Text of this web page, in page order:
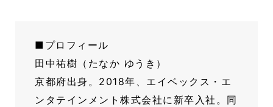
■プロフィール
田中祐樹（たなか ゆうき）
京都府出身。2018年、エイベックス・エ
ンタテインメント株式会社に新卒入社。同